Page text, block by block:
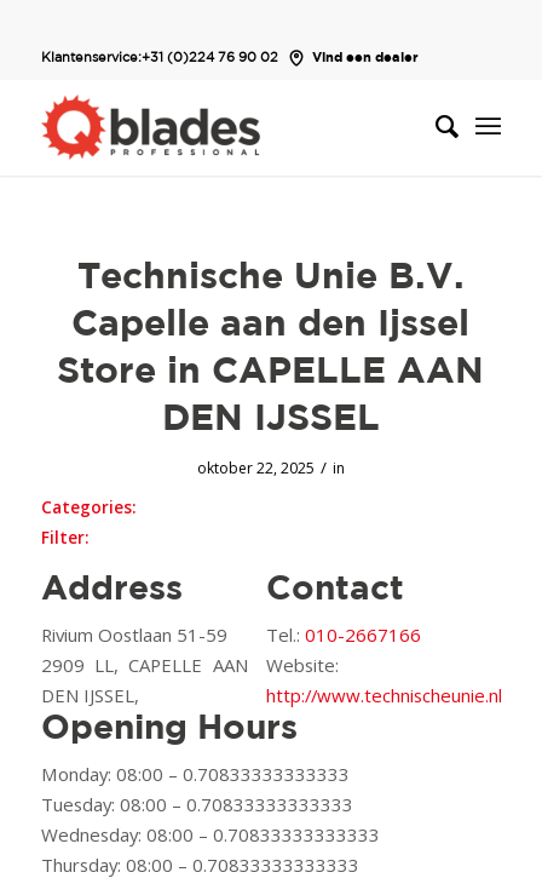
Klantenservice:+31 (0)224 76 90 02 Vind een dealer
Technische Unie B.V.
Capelle aan den Ijssel
Store in CAPELLE AAN
DEN IJSSEL
oktober 22, 2025 / in
Categories:
Filter:
Address
Rivium Oostlaan 51-59
2909 LL, CAPELLE AAN
DEN IJSSEL,
Contact
Tel.:010-2667166
Website:
http://www.technischeunie.nl
Opening Hours
Monday: 08:00 – 0.70833333333333
Tuesday: 08:00 – 0.70833333333333
Wednesday: 08:00 – 0.70833333333333
Thursday: 08:00 – 0.70833333333333